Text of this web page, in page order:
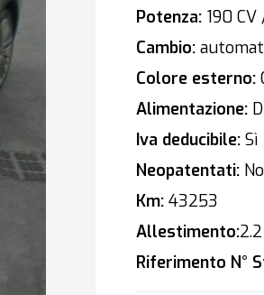
Potenza:190 CV
Cambio:
Colore esterno:
Alimentazione:
Iva deducibile:Sì
Neopatentati:No
Km:43253
Allestimento:
Riferimento N°